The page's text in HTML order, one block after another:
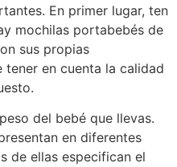
En primer lugar, ten
mochilas portabebés de
sus propias
en cuenta la calidad
del bebé que llevas.
en diferentes
de ellas especifican el